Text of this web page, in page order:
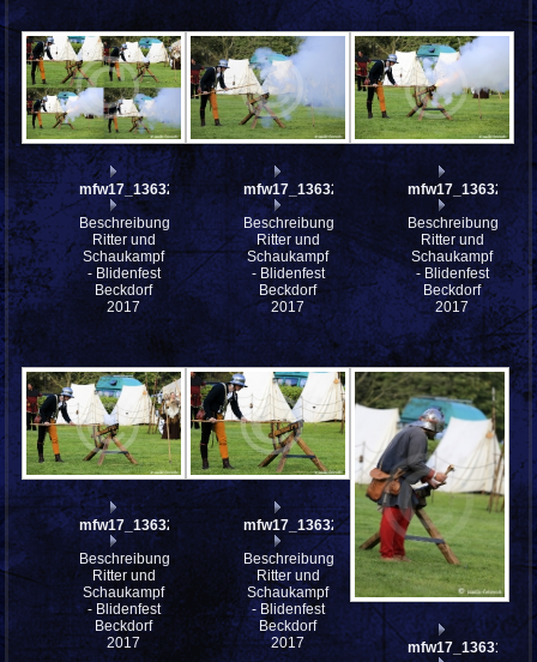
mfw17_136327coll
Beschreibung:
Ritter und
Schaukampf
- Blidenfest
Beckdorf
2017
mfw17_136327
Beschreibung:
Ritter und
Schaukampf
- Blidenfest
Beckdorf
2017
mfw17_136325
Beschreibung:
Ritter und
Schaukampf
- Blidenfest
Beckdorf
2017
mfw17_136324
Beschreibung:
Ritter und
Schaukampf
- Blidenfest
Beckdorf
2017
mfw17_136323
Beschreibung:
Ritter und
Schaukampf
- Blidenfest
Beckdorf
2017
mfw17_136316